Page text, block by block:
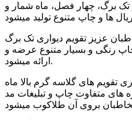
تک برگ، چهار فصل، ماه شمار و
عزیز تقویم دیواری تک برگ
رنگی و بسیار متنوع عرضه و
ارائه میشود.
تقویم های گلاسه گرم بالا ماه
های متفاوت چاپ و تبلیغات مد